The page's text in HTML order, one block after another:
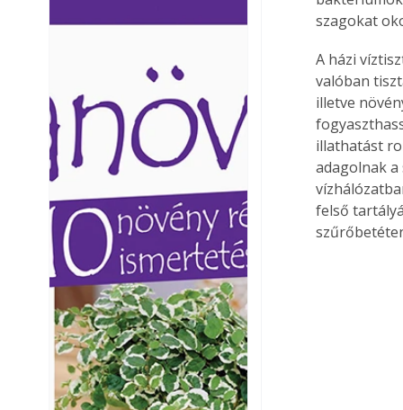
Ezermester
mert: – t
szagokat
A házi
valóban
illetve
illathatást
adagolnak
felső